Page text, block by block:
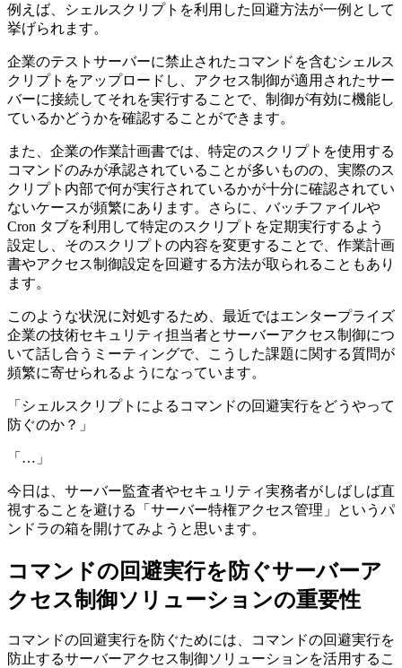
例えば、シェルスクリプトを利用した回避方法が一例として
挙げられます。
企業のテストサーバーに禁止されたコマンドを含むシェルス
クリプトをアップロードし、アクセス制御が適用されたサー
バーに接続してそれを実行することで、制御が有効に機能し
ているかどうかを確認することができます。
また、企業の作業計画書では、特定のスクリプトを使用する
コマンドのみが承認されていることが多いものの、実際のス
クリプト内部で何が実行されているかが十分に確認されてい
ないケースが頻繁にあります。さらに、バッチファイルや
Cron タブを利用して特定のスクリプトを定期実行するよう
設定し、そのスクリプトの内容を変更することで、作業計画
書やアクセス制御設定を回避する方法が取られることもあり
ます。
このような状況に対処するため、最近ではエンタープライズ
企業の技術セキュリティ担当者とサーバーアクセス制御につ
いて話し合うミーティングで、こうした課題に関する質問が
頻繁に寄せられるようになっています。
「シェルスクリプトによるコマンドの回避実行をどうやって
防ぐのか？」
「…」
今日は、サーバー監査者やセキュリティ実務者がしばしば直
視することを避ける「サーバー特権アクセス管理」というパ
ンドラの箱を開けてみようと思います。
コマンドの回避実行を防ぐサーバーア
クセス制御ソリューションの重要性
コマンドの回避実行を防ぐためには、コマンドの回避実行を
防止するサーバーアクセス制御ソリューションを活用するこ